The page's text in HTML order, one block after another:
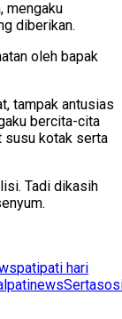
mengaku
diberikan.
oleh bapak
tampak antusias
bercita-cita
susu kotak serta
Tadi dikasih
patipati hari
Serta